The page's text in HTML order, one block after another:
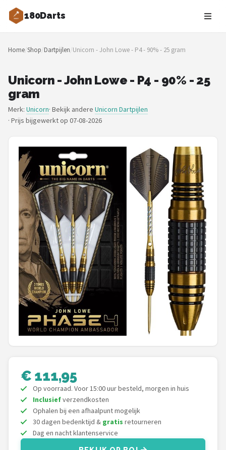
180Darts
Zoeken
NAVIGATIE
Merken
Blog
Dartspelers
Toernooien
Spelregels
Uitgooilijst
Dartshop
POPULAIRE MERKEN
Target
Winmau
Bull's
Dart
ABC Darts
Mission
Harrows
Home/Shop/Dartpijlen/Unicorn - John Lowe - P4 - 90% - 25 gram
Unicorn - John Lowe - P4 - 90% - 25
gram
Merk: Unicorn· Bekijk andere Unicorn Dartpijlen
· Prijs bijgewerkt op 07-08-2026
€ 111,95
Op voorraad. Voor 15:00 uur besteld, morgen in huis
Inclusiefverzendkosten
Ophalen bij een afhaalpunt mogelijk
30 dagen bedenktijd & gratis retourneren
Dag en nacht klantenservice